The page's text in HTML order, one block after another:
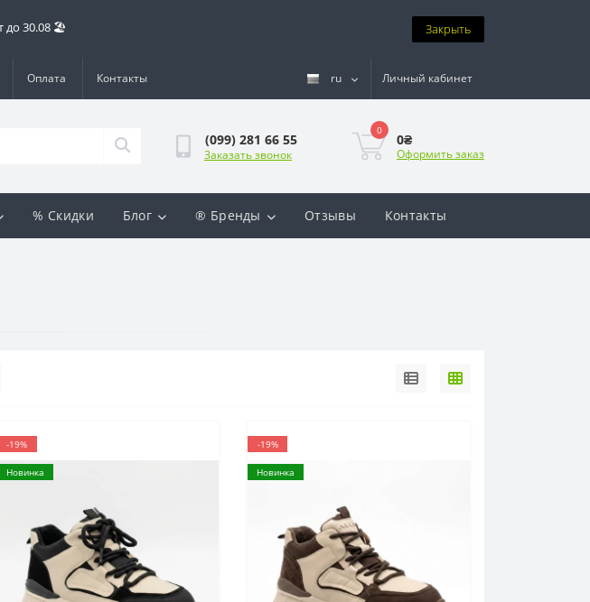
до 30.08 🏖️ Закрыть
Оплата Контакты ru Личный кабинет
(099) 281 66 55
Заказать звонок
0
0₴
Оформить заказ
% Скидки Блог ® Бренды Отзывы Контакты
-19%
Новинка
-19%
Новинка